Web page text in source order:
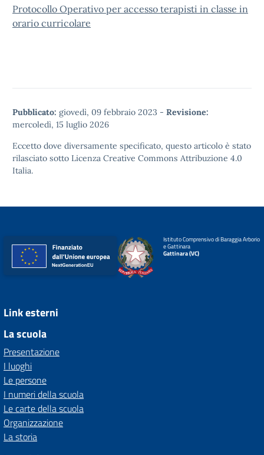
Protocollo Operativo per accesso terapisti in classe in
orario curricolare
Pubblicato: giovedì, 09 febbraio 2023 - Revisione:
mercoledì, 15 luglio 2026
Eccetto dove diversamente specificato, questo articolo è stato
rilasciato sotto Licenza Creative Commons Attribuzione 4.0
Italia.
Istituto Comprensivo di Baraggia Arborio
e Gattinara
Gattinara (VC)
Link esterni
La scuola
Presentazione
I luoghi
Le persone
I numeri della scuola
Le carte della scuola
Organizzazione
La storia